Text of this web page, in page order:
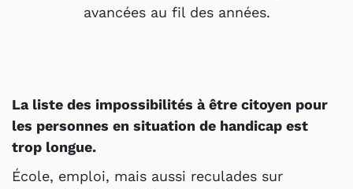
avancées au fil des années.
La liste des impossibilités à être citoyen pour
les personnes en situation de handicap est
trop longue.
École, emploi, mais aussi reculades sur